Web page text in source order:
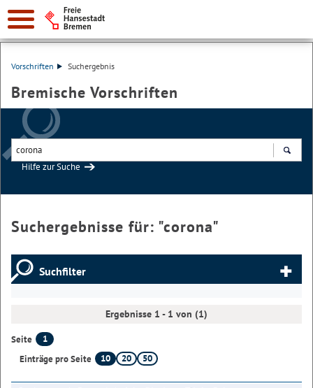
Vorschriften Suchergebnis
Bremische Vorschriften
Hilfe zur Suche
Suchergebnisse für: "corona"
Suchfilter
Ergebnisse 1 - 1 von (1)
Seite
1
Einträge pro Seite
10 20 50